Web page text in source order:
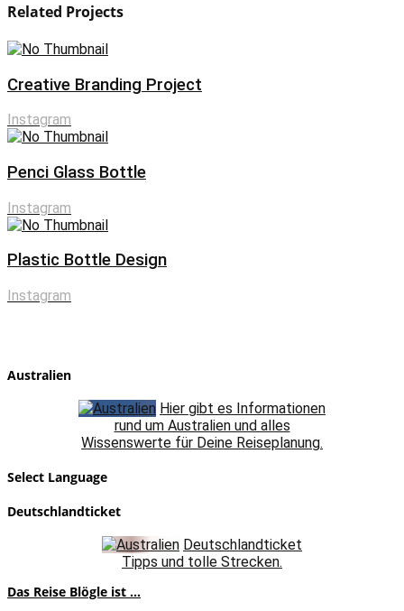
Related Projects
Creative Branding Project
Instagram
Penci Glass Bottle
Instagram
Plastic Bottle Design
Instagram
Australien
Hier gibt es Informationen
rund um Australien und alles
Wissenswerte für Deine Reiseplanung.
Select Language
Deutschlandticket
Deutschlandticket
Tipps und tolle Strecken.
Das Reise Blögle ist ...